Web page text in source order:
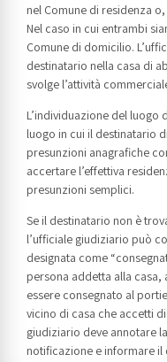
nel Comune di residenza
Nel caso in cui entrambi
Comune di domicilio.
destinatario nella casa di
svolge l’attività
L’individuazione del luogo
luogo in cui il destinatario
presunzioni anagrafiche
accertare l’effettiva
presunzioni semplici.
Se il destinatario non è
l’ufficiale giudiziario può
designata come
persona addetta alla casa,
essere consegnato al
vicino di casa che accetti
giudiziario deve annotare
notificazione e informare